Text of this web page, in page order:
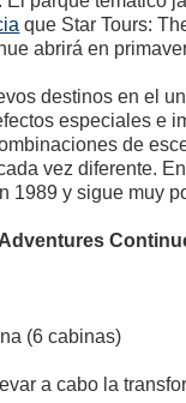
que Star Tours:
abrirá en
destinos en el
especiales e
de
vez diferente.
1989 y sigue muy
(6 cabinas)
a cabo la